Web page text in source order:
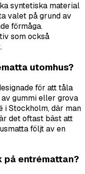
syntetiska material
valet på grund av
förmåga.
som också
utomhus?
för att tåla
gummi eller grova
i Stockholm, där man
det oftast bäst att
följt av en
på entrémattan?